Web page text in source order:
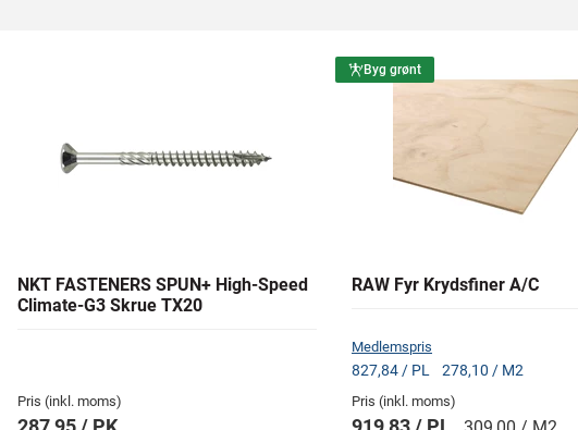
NKT FASTENERS SPUN+ High-Speed
Climate-G3 Skrue TX20
Pris (inkl. moms)
Byg grønt
RAW Fyr Krydsfiner A/C
Medlemspris
827,84 / PL 278,10 / M2
Pris (inkl. moms)